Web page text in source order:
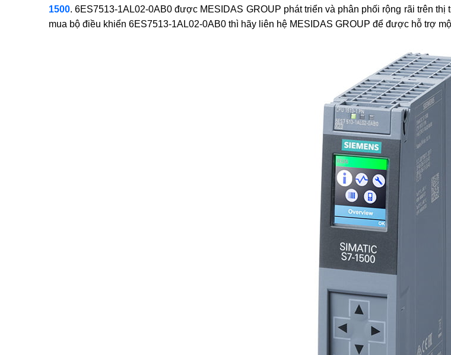
1500. 6ES7513-1AL02-0AB0 được MESIDAS GROUP phát triển và phân phối rộng rãi trên
mua bộ điều khiển 6ES7513-1AL02-0AB0 thì hãy liên hệ MESIDAS GROUP để được hỗ trợ